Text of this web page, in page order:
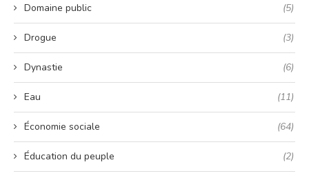
Domaine public (5)
Drogue (3)
Dynastie (6)
Eau (11)
Économie sociale (64)
Éducation du peuple (2)